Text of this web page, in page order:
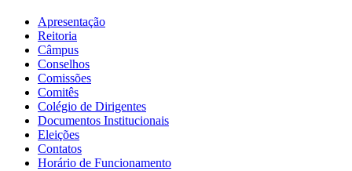
Apresentação
Reitoria
Câmpus
Conselhos
Comissões
Comitês
Colégio de Dirigentes
Documentos Institucionais
Eleições
Contatos
Horário de Funcionamento